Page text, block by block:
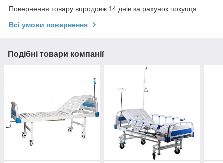
Повернення товару впродовж 14 днів за рахунок покупця
Всі умови повернення
Подібні товари компанії